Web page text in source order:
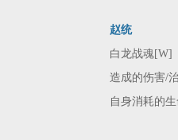
赵统
白龙战魂[W]
造成的伤害/
自身消耗的